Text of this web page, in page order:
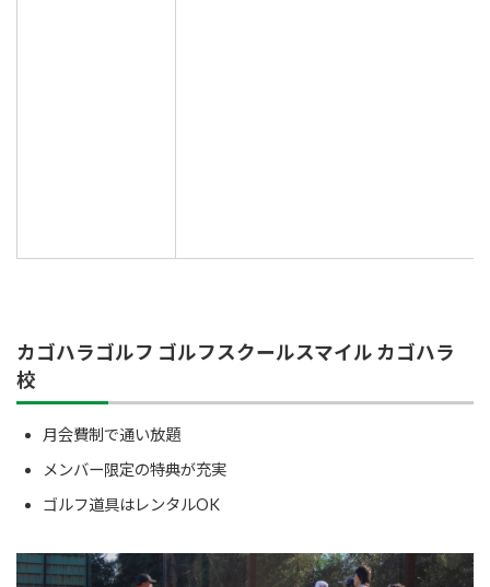
カゴハラゴルフ ゴルフスクールスマイル カゴハラ
校
月会費制で通い放題
メンバー限定の特典が充実
ゴルフ道具はレンタルOK